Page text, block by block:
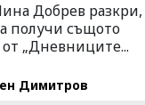
Добрев
получи същото
„Дневниците...
Димитров